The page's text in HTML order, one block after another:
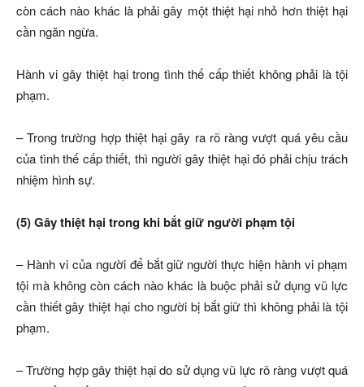
còn cách nào khác là phải gây một thiệt hại nhỏ hơn thiệt hại
cần ngăn ngừa.
Hành vi gây thiệt hại trong tình thế cấp thiết không phải là tội
phạm.
– Trong trường hợp thiệt hại gây ra rõ ràng vượt quá yêu cầu
của tình thế cấp thiết, thì người gây thiệt hại đó phải chịu trách
nhiệm hình sự.
(5) Gây thiệt hại trong khi bắt giữ người phạm tội
– Hành vi của người để bắt giữ người thực hiện hành vi phạm
tội mà không còn cách nào khác là buộc phải sử dụng vũ lực
cần thiết gây thiệt hại cho người bị bắt giữ thì không phải là tội
phạm.
– Trường hợp gây thiệt hại do sử dụng vũ lực rõ ràng vượt quá